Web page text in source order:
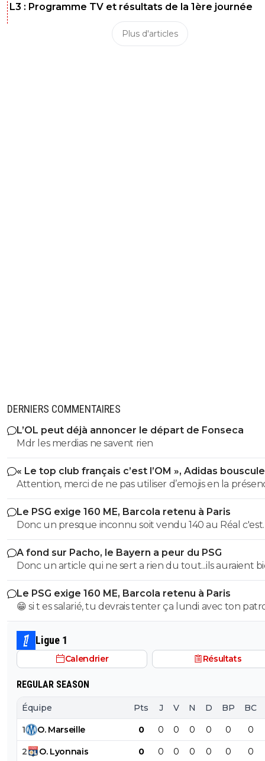
L3 : Programme TV et résultats de la 1ère journée
Plus d'articles
DERNIERS COMMENTAIRES
L’OL peut déjà annoncer le départ de Fonseca
Mdr les merdias ne savent rien
« Le top club français c’est l’OM », Adidas
PSG
Attention, merci de ne pas utiliser d’emojis en la
Raymond Q qui a un traumatisme de l enfance lié à ces
derniers; pour le soutenir, vous pouvez adhérer à son
association se prétendant faire partie d’une « élite »
se refusant catégoriquement l utilisation d emojis bien
populaire à son goût et surtout incompréhensible
gros globes oculaires de sardine. Cordialement.
Le PSG exige 160 ME, Barcola retenu à Paris
Donc un presque inconnu soit vendu 140 au Réal c'est
normal et un double détenteur de la LDC soit à un
faiblard normal ?? Messieurs les anglais allez vous faire
A fond sur Pacho, le Bayern a peur du PSG
Donc un article qui ne sert a rien du tout...ils auraient
voulu mais finalement non...je peux en écrire 200 des
comme ca !
Le PSG exige 160 ME, Barcola retenu à Paris
😁 si t es salarié, tu devrais tenter ça lundi avec ton
pour voir ce qu’il va te répondre
Ligue 1
Calendrier Résultats
REGULAR SEASON
Équipe Pts J V N D BP BC
1 O. Marseille 0 0 0 0 0 0 0
2 O. Lyonnais 0 0 0 0 0 0 0